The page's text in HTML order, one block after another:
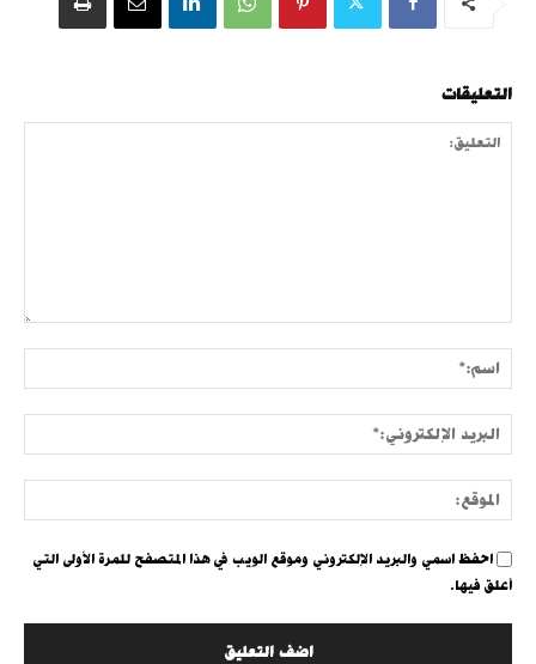
التعليقات
احفظ اسمي والبريد الإلكتروني وموقع الويب في هذا المتصفح للمرة الأولى التي
أعلق فيها.